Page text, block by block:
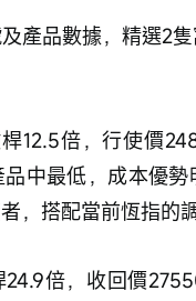
產品數據，精選2
12.5倍，行使價
中最低，成本優
，搭配當前恆指的
倍，收回價